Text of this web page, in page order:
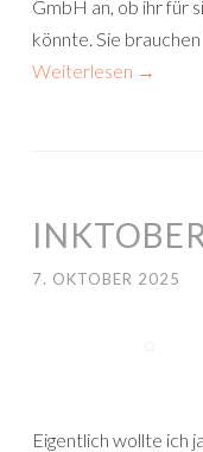
GmbH an, ob ihr für
könnte. Sie
Weiterlesen →
7. OKTOBER 2025
Eigentlich wollte ich